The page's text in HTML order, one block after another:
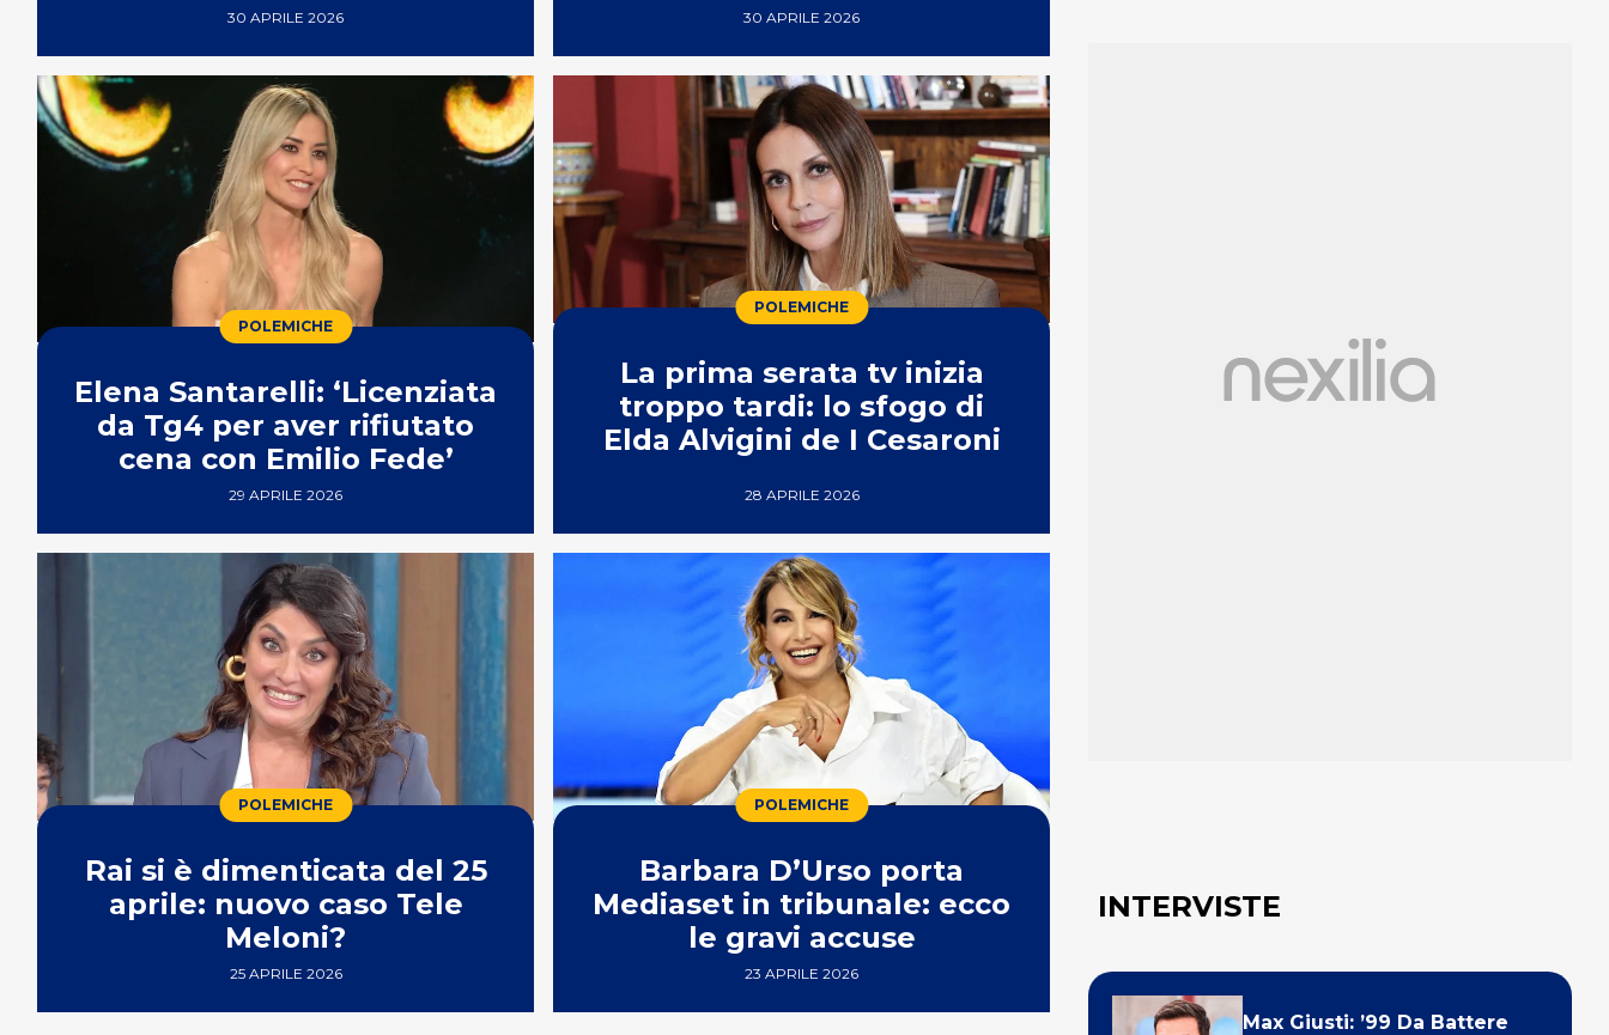
30 APRILE 2026 30 APRILE 2026
POLEMICHE
Elena Santarelli: ‘Licenziata
da Tg4 per aver rifiutato
cena con Emilio Fede’
29 APRILE 2026
POLEMICHE
La prima serata tv inizia
troppo tardi: lo sfogo di
Elda Alvigini de I Cesaroni
28 APRILE 2026
POLEMICHE
Rai si è dimenticata del 25
aprile: nuovo caso Tele
Meloni?
25 APRILE 2026
POLEMICHE
Barbara D’Urso porta
Mediaset in tribunale: ecco
le gravi accuse
23 APRILE 2026
INTERVISTE
Max Giusti: ’99 Da Battere